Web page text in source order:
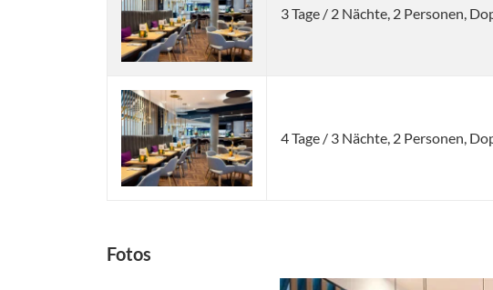
3 Tage / 2 Nächte, 2 Personen,
4 Tage / 3 Nächte, 2 Personen,
Fotos